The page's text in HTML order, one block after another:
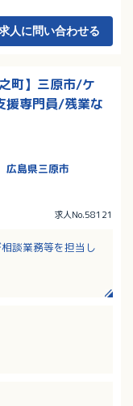
人に問い合わせる
町】三原市/ケ
援専門員/残業な
広島県三原市
求人No.58121
談業務等を担当し